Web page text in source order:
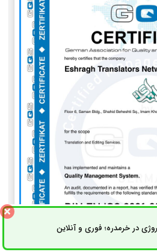
در خرمدره؛ فوری و آنلاینثبت سفارش